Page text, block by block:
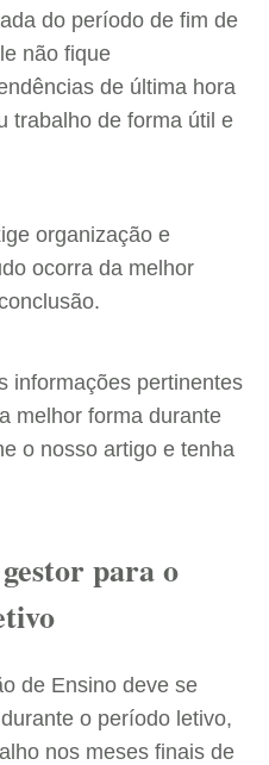
do período de fim de
não fique
de última hora
trabalho de forma útil e
organização e
ocorra da melhor
informações pertinentes
melhor forma durante
o nosso artigo e tenha
para o
de Ensino deve se
o período letivo,
nos meses finais de